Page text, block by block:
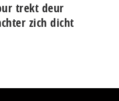
trekt deur
zich dicht